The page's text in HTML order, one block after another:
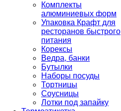
Комплекты
алюминиевых форм
Упаковка Крафт для
ресторанов быстрого
питания
Корексы
Ведра, банки
Бутылки
Наборы посуды
Тортницы
Соусницы
Лотки под запайку